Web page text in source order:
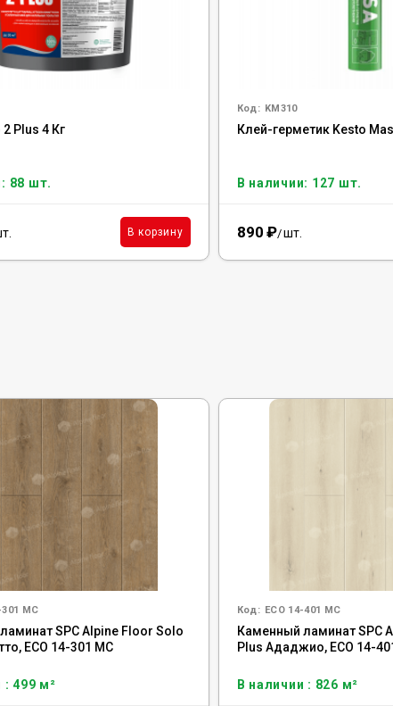
Plus 4 Кг
88 шт.
В корзину
Код: KM310
Клей-герметик Kesto
В наличии: 127 шт.
890 ₽/шт.
301 MC
SPC Alpine Floor Solo
ЕСО 14-301 MC
: 499 м²
Код: ECO 14-401 MC
Каменный ламинат SPC
Plus Ададжио, ЕСО 14-
В наличии : 826 м²